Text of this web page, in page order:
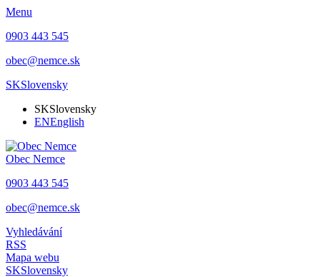
Menu
0903 443 545
obec@nemce.sk
SKSlovensky
SKSlovensky
ENEnglish
Obec Nemce
0903 443 545
obec@nemce.sk
Vyhledávání
RSS
Mapa webu
SKSlovensky